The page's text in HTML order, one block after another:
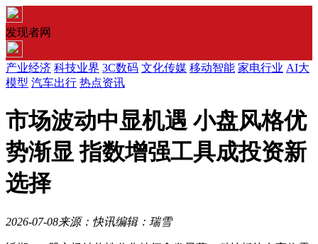
发现者网
产业经济 科技业界 3C数码 文化传媒 移动智能 家电行业 AI大
模型 汽车出行 热点资讯
市场波动中显机遇 小盘风格优
势渐显 指数增强工具成投资新
选择
2026-07-08来源：快讯编辑：瑞雪